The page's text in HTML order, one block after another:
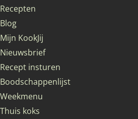
Recepten
Blog
Mijn KookJij
Nieuwsbrief
Recept insturen
Boodschappenlijst
Weekmenu
Thuis koks